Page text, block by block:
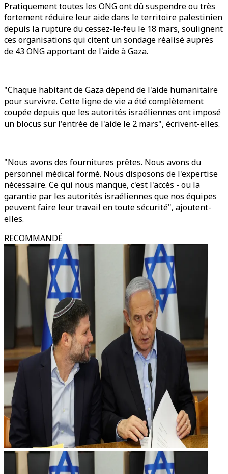
Pratiquement toutes les ONG ont dû suspendre ou très
fortement réduire leur aide dans le territoire palestinien
depuis la rupture du cessez-le-feu le 18 mars, soulignent
ces organisations qui citent un sondage réalisé auprès
de 43 ONG apportant de l'aide à Gaza.
"Chaque habitant de Gaza dépend de l'aide humanitaire
pour survivre. Cette ligne de vie a été complètement
coupée depuis que les autorités israéliennes ont imposé
un blocus sur l'entrée de l'aide le 2 mars", écrivent-elles.
"Nous avons des fournitures prêtes. Nous avons du
personnel médical formé. Nous disposons de l'expertise
nécessaire. Ce qui nous manque, c'est l'accès - ou la
garantie par les autorités israéliennes que nos équipes
peuvent faire leur travail en toute sécurité", ajoutent-
elles.
RECOMMANDÉ